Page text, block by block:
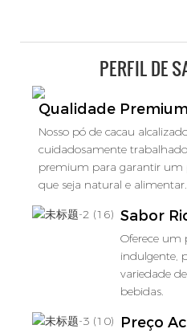
PERFIL DE
Qualidade Premium
Nosso pó de cacau
cuidadosamente
premium para garantir um
que seja natural e alimentar.
Sabor
Oferece um
indulgente,
variedade
bebidas.
Preço